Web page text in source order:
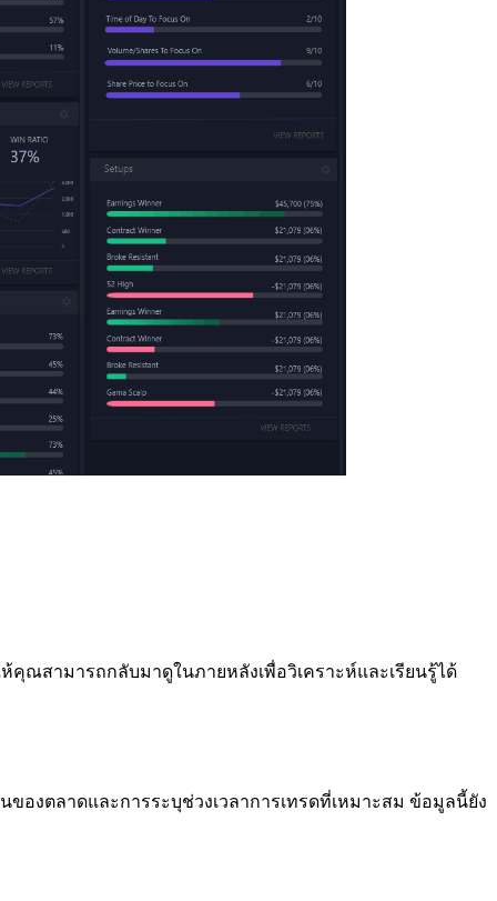
ณสามารถกลับมาดูในภายหลังเพื่อวิเคราะห์และเรียนรู้ได้
องตลาดและการระบุช่วงเวลาการเทรดที่เหมาะสม ข้อมูลนี้ยัง